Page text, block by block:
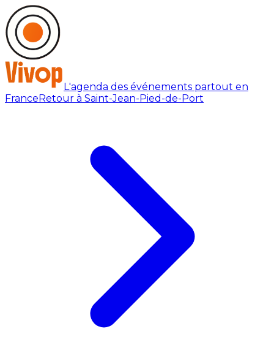
L'agenda des événements partout en
FranceRetour à Saint-Jean-Pied-de-Port